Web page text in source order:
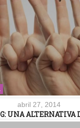
abril 27, 2014
UNA ALTERNATIVA